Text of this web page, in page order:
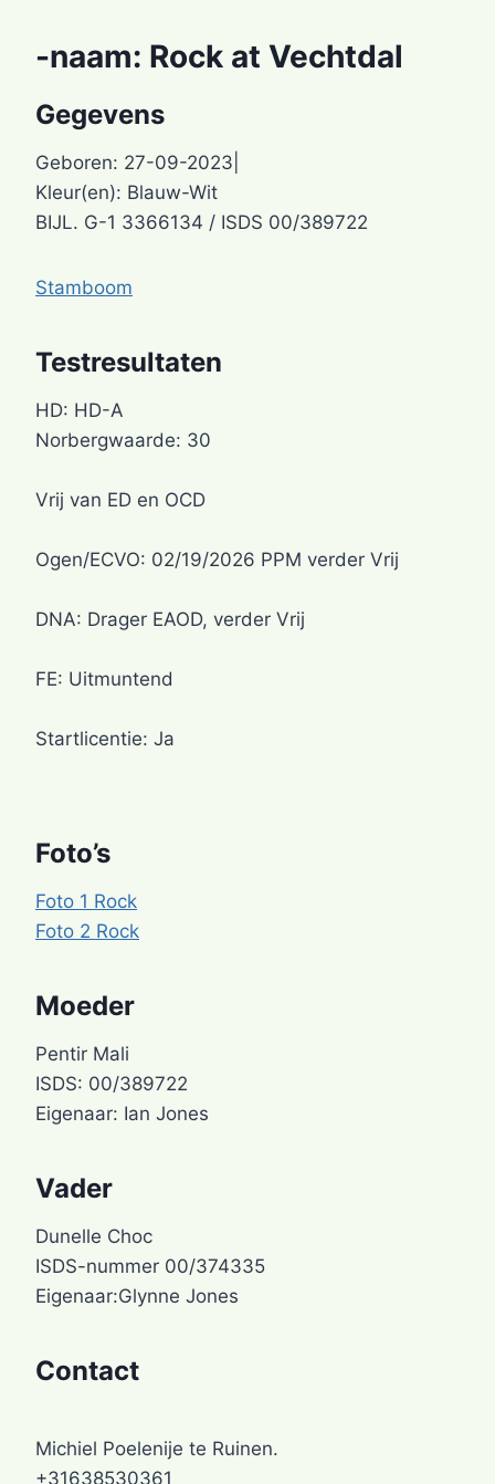
-naam: Rock at Vechtdal
Gegevens
Geboren: 27-09-2023|
Kleur(en): Blauw-Wit
BIJL. G-1 3366134 / ISDS 00/389722
Stamboom
Testresultaten
HD: HD-A
Norbergwaarde: 30
Vrij van ED en OCD
Ogen/ECVO: 02/19/2026 PPM verder Vrij
DNA: Drager EAOD, verder Vrij
FE: Uitmuntend
Startlicentie: Ja
Foto’s
Foto 1 Rock
Foto 2 Rock
Moeder
Pentir Mali
ISDS: 00/389722
Eigenaar: Ian Jones
Vader
Dunelle Choc
ISDS-nummer 00/374335
Eigenaar:Glynne Jones
Contact
Michiel Poelenije te Ruinen.
+31638530361